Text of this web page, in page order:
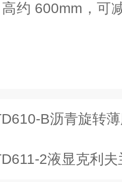
约 600mm，可
B沥青旋转
2液显克利